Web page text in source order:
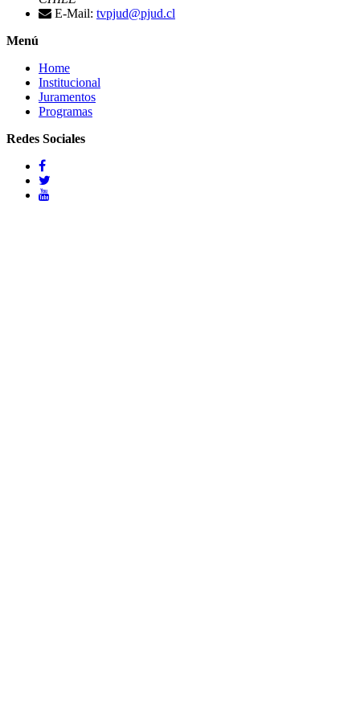
E-Mail: tvpjud@pjud.cl
Menú
Home
Institucional
Juramentos
Programas
Redes Sociales